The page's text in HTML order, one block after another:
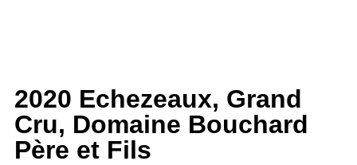
2020 Echezeaux, Grand
Cru, Domaine Bouchard
Père et Fils